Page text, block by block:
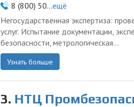
8 (800) 50...ещё
Негосударственная экспертиза:
услуг. Испытание документации,
безопасности, метрологическая...
Узнать больше
3. НТЦ